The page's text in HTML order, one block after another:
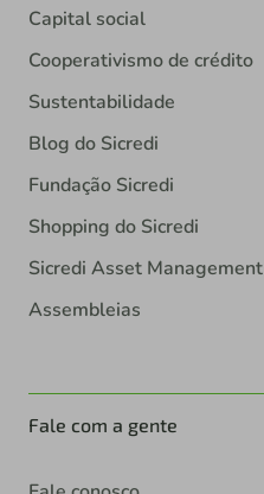
Capital social
Cooperativismo de crédito
Sustentabilidade
Blog do Sicredi
Fundação Sicredi
Shopping do Sicredi
Sicredi Asset Management
Assembleias
Fale com a gente